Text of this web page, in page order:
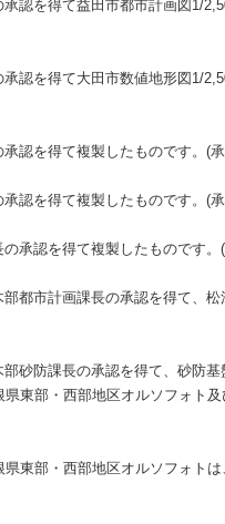
認を得て益田市都市計画図1/
認を得て大田市数値地形図1/
認を得て複製したものです。(
認を得て複製したものです。(
承認を得て複製したものです
都市計画課長の承認を得て、
砂防課長の承認を得て、砂防基
東部・西部地区オルソフォト
東部・西部地区オルソフォト